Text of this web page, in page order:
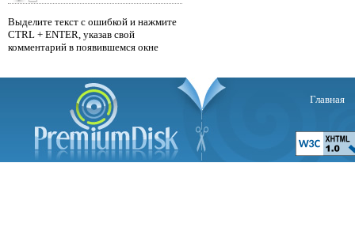
Выделите текст с ошибкой и нажмите
CTRL + ENTER, указав свой
комментарий в появившемся окне
Главная